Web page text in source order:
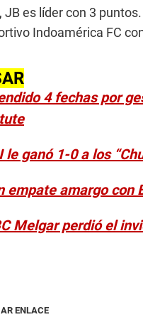
es líder con 3
Indoamérica FC
4 fechas por
ganó 1-0 a los
empate amargo con
Melgar perdió el
ENLACE